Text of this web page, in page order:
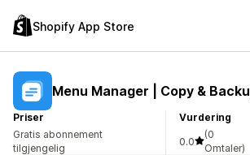
Shopify App Store
Menu Manager | Copy &
Priser
Gratis abonnement
tilgjengelig
Vurdering
0.0
(0
Omtaler)